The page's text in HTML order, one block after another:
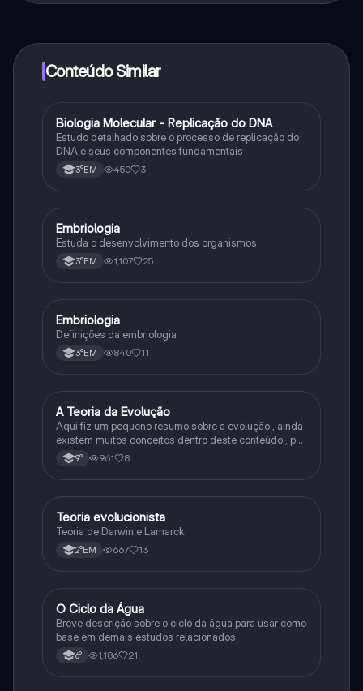
Conteúdo Similar
Ciência
Biologia Molecular - Replicação do DNA
Estudo detalhado sobre o processo de replicação do
DNA e seus componentes fundamentais
3°EM 450 3
Biologia
Embriologia
Estuda o desenvolvimento dos organismos
3°EM 1,107 25
Biologia
Embriologia
Definições da embriologia
3°EM 840 11
Biologia
A Teoria da Evolução
Aqui fiz um pequeno resumo sobre a evolução , ainda
existem muitos conceitos dentro deste conteúdo , por
isso sempre é bom procurar por mais fontes e
algumas questões para se resolver e fixar melhor.
9° 961 8
Biologia
Teoria evolucionista
Teoria de Darwin e Lamarck
2°EM 667 13
Química
O Ciclo da Água
Breve descrição sobre o ciclo da água para usar como
base em demais estudos relacionados.
6° 1,186 21